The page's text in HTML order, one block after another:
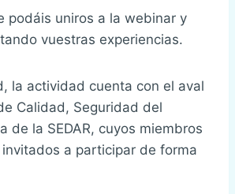
podáis uniros a la webinar y
vuestras experiencias.
la actividad cuenta con el aval
Calidad, Seguridad del
de la SEDAR, cuyos miembros
a participar de forma